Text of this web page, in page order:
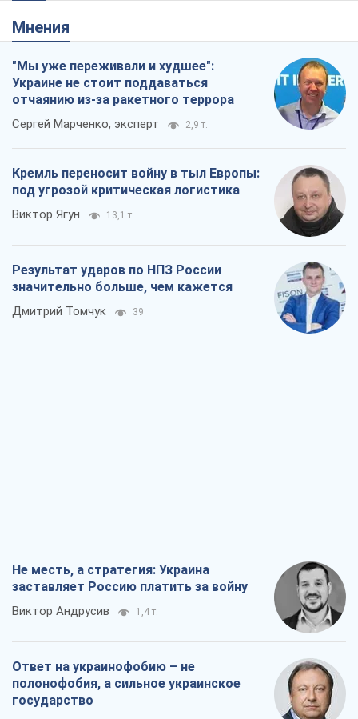
Мнения
"Мы уже переживали и худшее":
Украине не стоит поддаваться
отчаянию из-за ракетного террора
Сергей Марченко, эксперт 2,9 т.
Кремль переносит войну в тыл Европы:
под угрозой критическая логистика
Виктор Ягун 13,1 т.
Результат ударов по НПЗ России
значительно больше, чем кажется
Дмитрий Томчук 39
Не месть, а стратегия: Украина
заставляет Россию платить за войну
Виктор Андрусив 1,4 т.
Ответ на украинофобию – не
полонофобия, а сильное украинское
государство